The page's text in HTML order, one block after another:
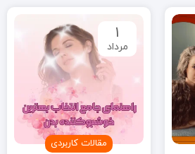
مقالات کاربردی
1
مرداد